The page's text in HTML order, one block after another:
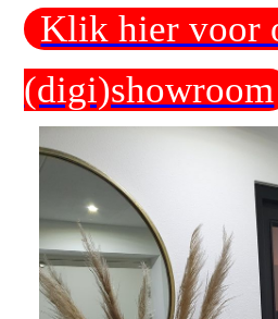
Klik hier voor
(digi)showroom